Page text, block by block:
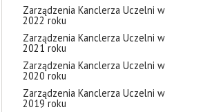
Zarządzenia Kanclerza Uczelni w
2022 roku
Zarządzenia Kanclerza Uczelni w
2021 roku
Zarządzenia Kanclerza Uczelni w
2020 roku
Zarządzenia Kanclerza Uczelni w
2019 roku